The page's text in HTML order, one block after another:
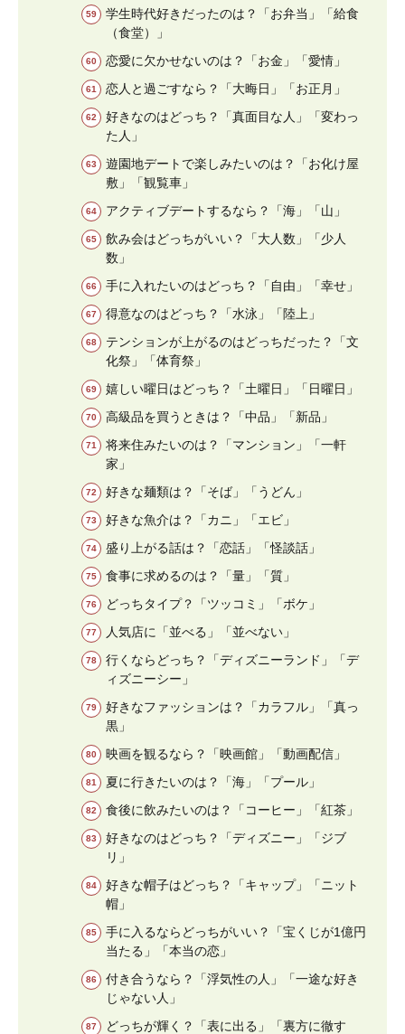
学生時代好きだったのは？「お弁当」「給食
（食堂）」
恋愛に欠かせないのは？「お金」「愛情」
恋人と過ごすなら？「大晦日」「お正月」
好きなのはどっち？「真面目な人」「変わっ
た人」
遊園地デートで楽しみたいのは？「お化け屋
敷」「観覧車」
アクティブデートするなら？「海」「山」
飲み会はどっちがいい？「大人数」「少人
数」
手に入れたいのはどっち？「自由」「幸せ」
得意なのはどっち？「水泳」「陸上」
テンションが上がるのはどっちだった？「文
化祭」「体育祭」
嬉しい曜日はどっち？「土曜日」「日曜日」
高級品を買うときは？「中品」「新品」
将来住みたいのは？「マンション」「一軒
家」
好きな麺類は？「そば」「うどん」
好きな魚介は？「カニ」「エビ」
盛り上がる話は？「恋話」「怪談話」
食事に求めるのは？「量」「質」
どっちタイプ？「ツッコミ」「ボケ」
人気店に「並べる」「並べない」
行くならどっち？「ディズニーランド」「デ
ィズニーシー」
好きなファッションは？「カラフル」「真っ
黒」
映画を観るなら？「映画館」「動画配信」
夏に行きたいのは？「海」「プール」
食後に飲みたいのは？「コーヒー」「紅茶」
好きなのはどっち？「ディズニー」「ジブ
リ」
好きな帽子はどっち？「キャップ」「ニット
帽」
手に入るならどっちがいい？「宝くじが1億円
当たる」「本当の恋」
付き合うなら？「浮気性の人」「一途な好き
じゃない人」
どっちが輝く？「表に出る」「裏方に徹す